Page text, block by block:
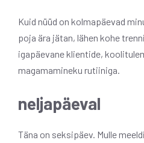
Kuid nüüd on kolmapäevad
poja ära jätan, lähen kohe
igapäevane klientide,
magamamineku rutiiniga.
neljapäeval
Täna on seksipäev. Mulle